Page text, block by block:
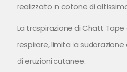
realizzato in cotone di
La traspirazione di Chatt
respirare, limita la
di eruzioni cutanee.